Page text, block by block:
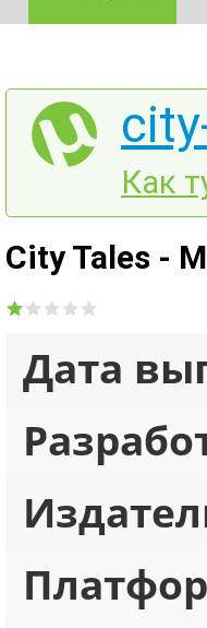
Как
City Tales -
Дата